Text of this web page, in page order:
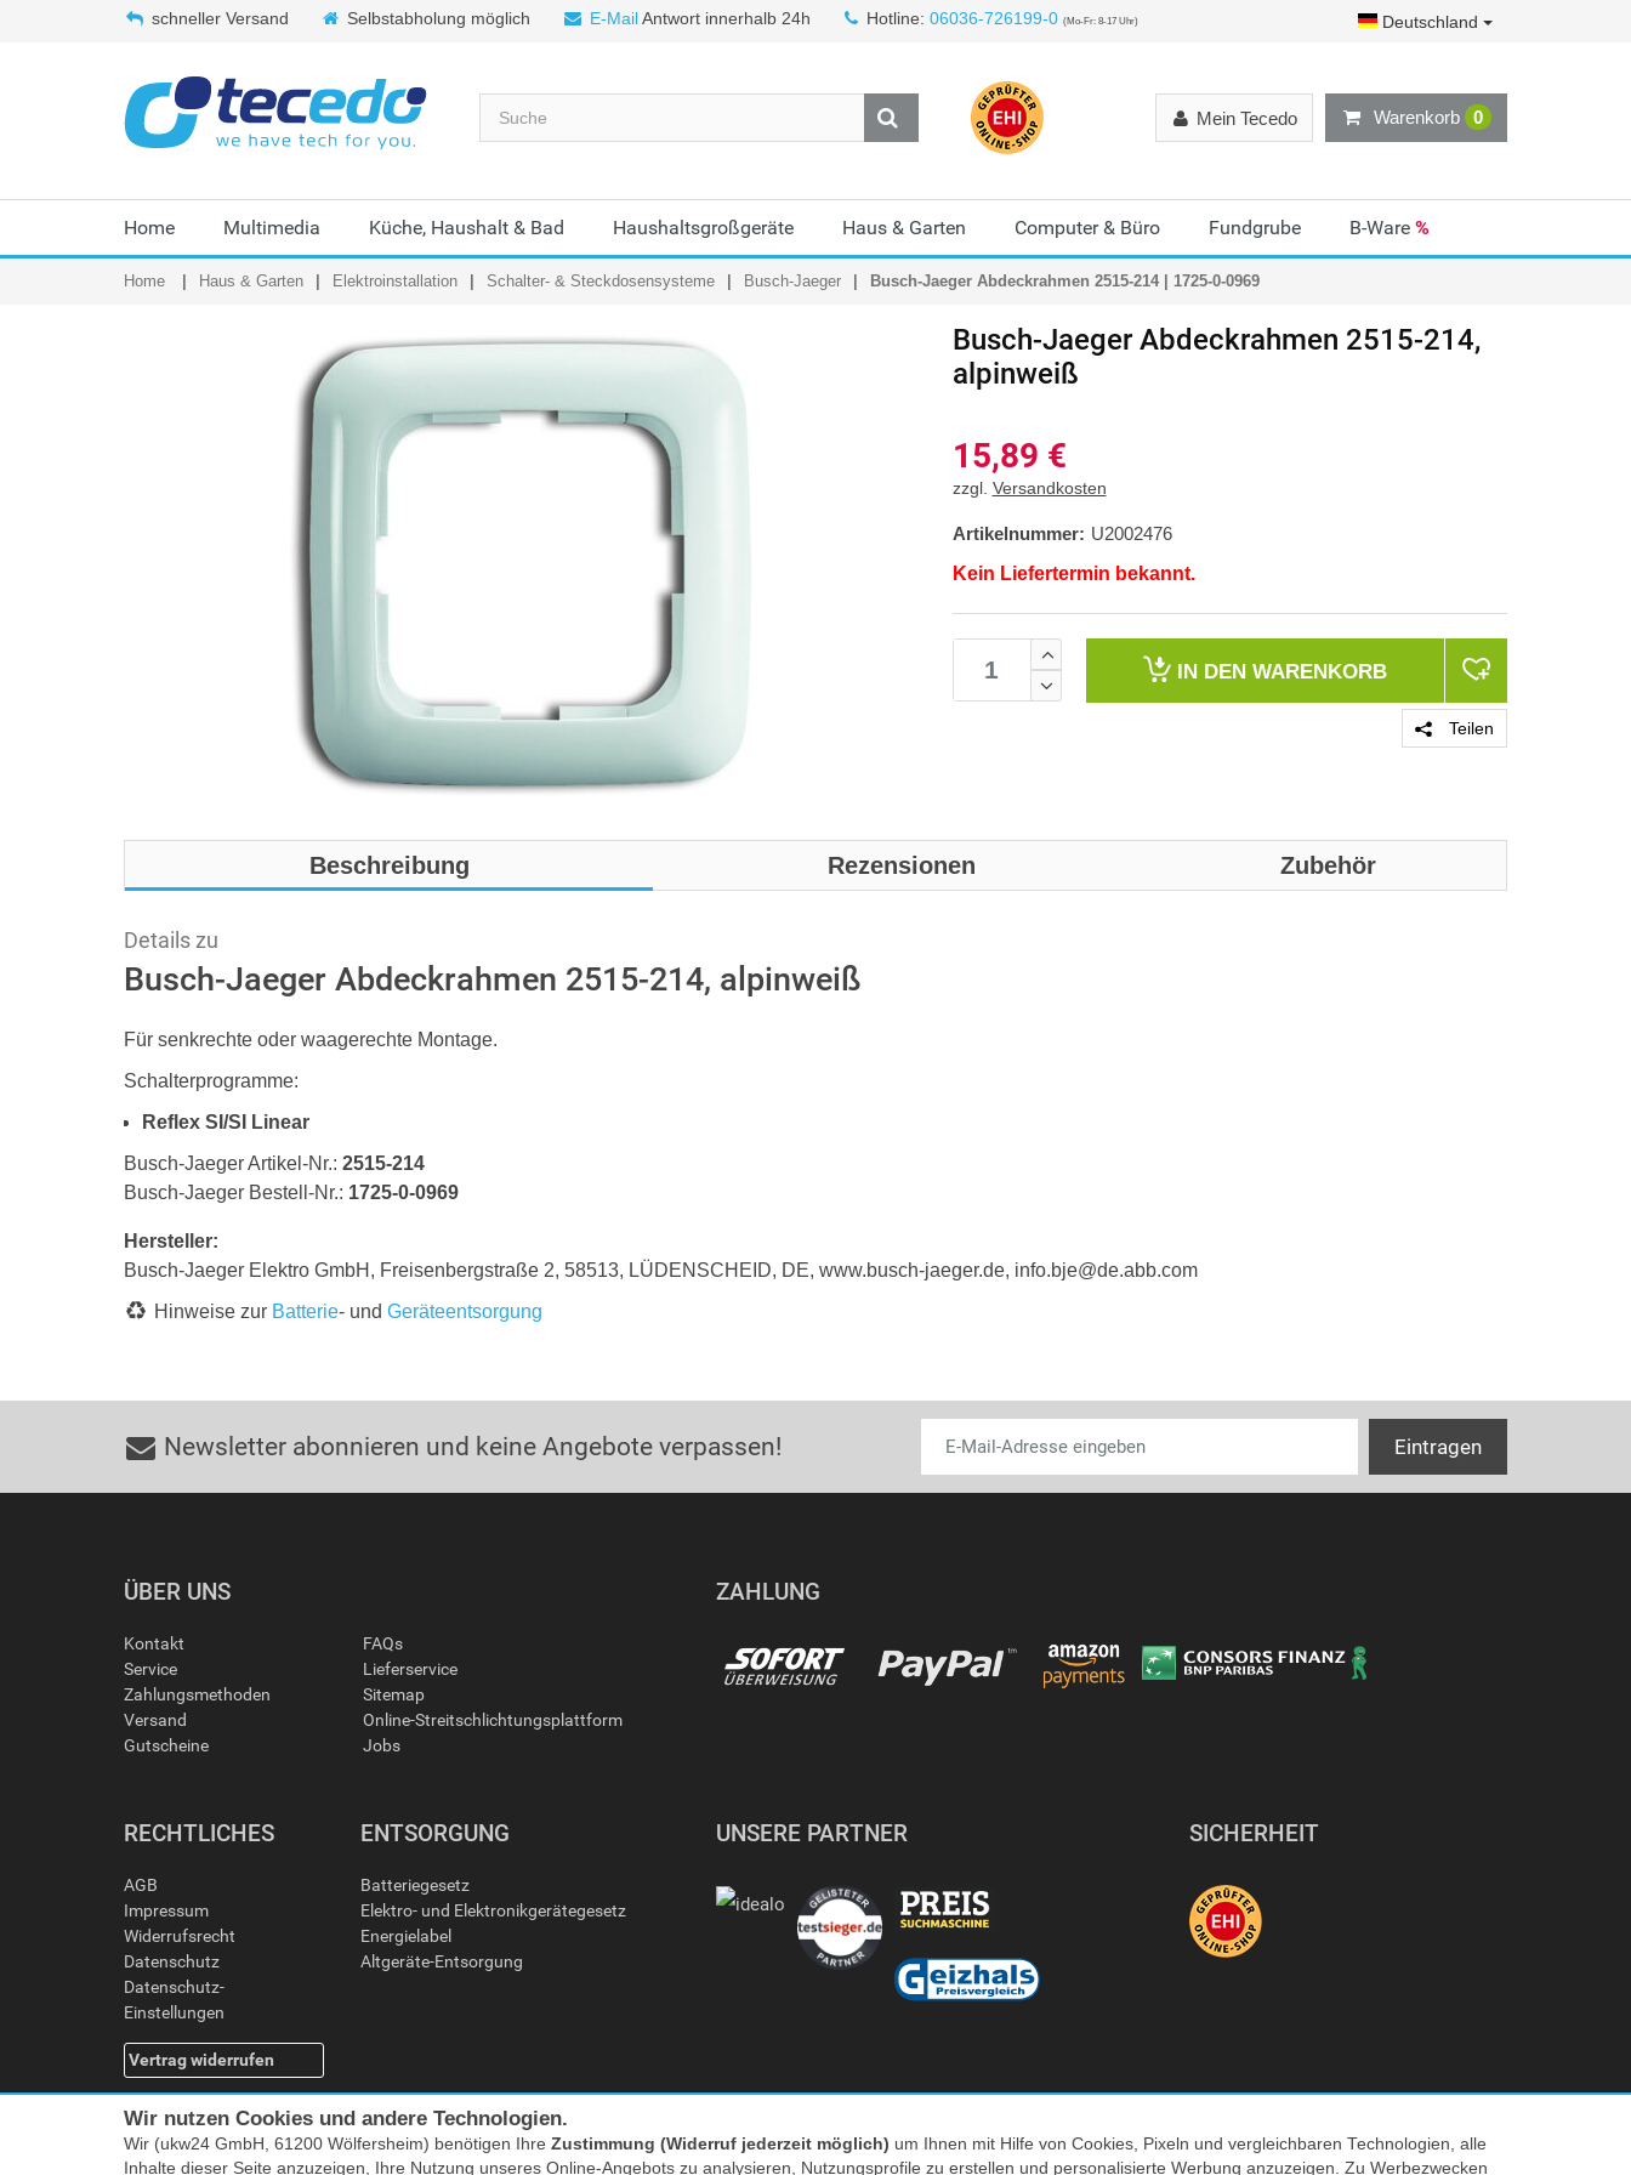
schneller Versand Selbstabholung möglich E-MailAntwort innerhalb 24h Hotline: 06036-726199-0 (Mo-Fr: 8-17 Uhr) Deutschland
Warenkorb 0
Mein Tecedo
Home Multimedia Küche, Haushalt & Bad Haushaltsgroßgeräte Haus & Garten Computer & Büro Fundgrube B-Ware %
Home Haus & Garten Elektroinstallation Schalter- & Steckdosensysteme Busch-Jaeger Busch-Jaeger Abdeckrahmen 2515-214 | 1725-0-0969
Busch-Jaeger Abdeckrahmen 2515-214,
alpinweiß
15,89 €
zzgl. Versandkosten
Artikelnummer: U2002476
Kein Liefertermin bekannt.
IN DEN WARENKORB
Teilen
Beschreibung Rezensionen Zubehör
Details zu
Busch-Jaeger Abdeckrahmen 2515-214, alpinweiß
Für senkrechte oder waagerechte Montage.
Schalterprogramme:
Reflex SI/SI Linear
Busch-Jaeger Artikel-Nr.: 2515-214
Busch-Jaeger Bestell-Nr.: 1725-0-0969
Hersteller:
Busch-Jaeger Elektro GmbH, Freisenbergstraße 2, 58513, LÜDENSCHEID, DE, www.busch-jaeger.de, info.bje@de.abb.com
Hinweise zur Batterie- und Geräteentsorgung
Newsletter abonnieren und keine Angebote verpassen!
ÜBER UNS
Kontakt
Service
Zahlungsmethoden
Versand
Gutscheine
FAQs
Lieferservice
Sitemap
Online-Streitschlichtungsplattform
Jobs
ZAHLUNG
RECHTLICHES
AGB
Impressum
Widerrufsrecht
Datenschutz
Datenschutz-
Einstellungen
Vertrag widerrufen
ENTSORGUNG
Batteriegesetz
Elektro- und Elektronikgerätegesetz
Energielabel
Altgeräte-Entsorgung
UNSERE PARTNER SICHERHEIT
Wir nutzen Cookies und andere Technologien.
Wir (ukw24 GmbH, 61200 Wölfersheim) benötigen Ihre Zustimmung (Widerruf jederzeit möglich) um Ihnen mit Hilfe von Cookies, Pixeln und vergleichbaren Technologien, alle
Inhalte dieser Seite anzuzeigen, Ihre Nutzung unseres Online-Angebots zu analysieren, Nutzungsprofile zu erstellen und personalisierte Werbung anzuzeigen. Zu Werbezwecken